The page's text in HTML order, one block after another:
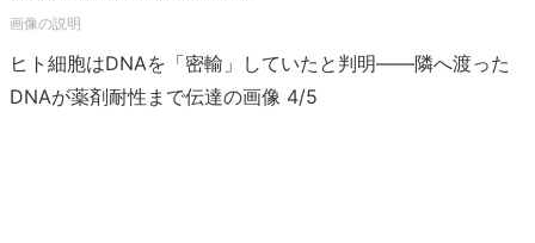
ヒト細胞はDNAを「密輸」していたと判明――隣へ渡った
DNAが薬剤耐性まで伝達の画像 4/5